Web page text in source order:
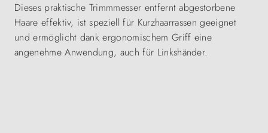
Dieses praktische Trimmmesser entfernt abgestorbene
Haare effektiv, ist speziell für Kurzhaarrassen geeignet
und ermöglicht dank ergonomischem Griff eine
angenehme Anwendung, auch für Linkshänder.